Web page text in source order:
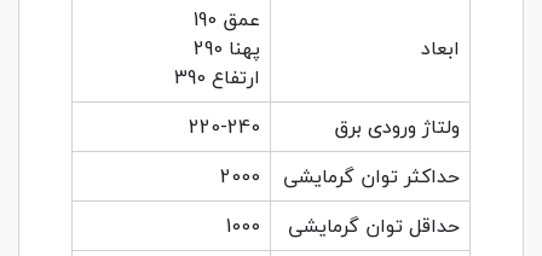
ابعاد
عمق 190
پهنا 290
ارتفاع 390
ولتاژ ورودی برق
220-240
حداکثر توان گرمایشی
2000
حداقل توان گرمایشی
1000